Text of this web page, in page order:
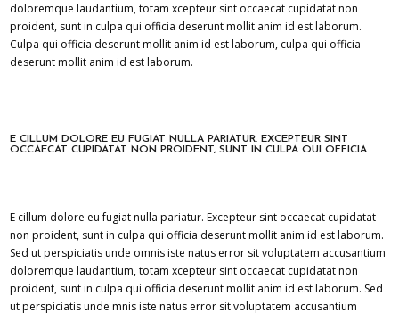
doloremque laudantium, totam xcepteur sint occaecat cupidatat non
proident, sunt in culpa qui officia deserunt mollit anim id est laborum.
Culpa qui officia deserunt mollit anim id est laborum, culpa qui officia
deserunt mollit anim id est laborum.
E CILLUM DOLORE EU FUGIAT NULLA PARIATUR. EXCEPTEUR SINT
OCCAECAT CUPIDATAT NON PROIDENT, SUNT IN CULPA QUI OFFICIA.
E cillum dolore eu fugiat nulla pariatur. Excepteur sint occaecat cupidatat
non proident, sunt in culpa qui officia deserunt mollit anim id est laborum.
Sed ut perspiciatis unde omnis iste natus error sit voluptatem accusantium
doloremque laudantium, totam xcepteur sint occaecat cupidatat non
proident, sunt in culpa qui officia deserunt mollit anim id est laborum. Sed
ut perspiciatis unde mnis iste natus error sit voluptatem accusantium